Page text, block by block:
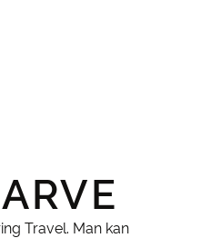
Travel. Man kan